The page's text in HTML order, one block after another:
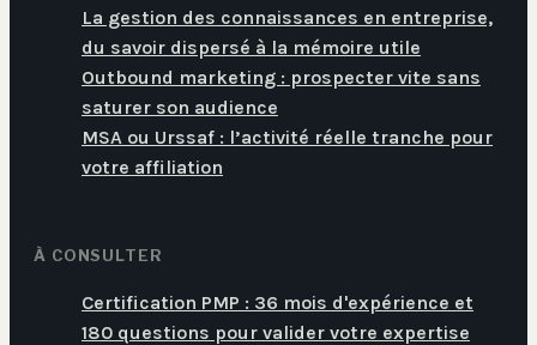
La gestion des connaissances en entreprise,
du savoir dispersé à la mémoire utile
Outbound marketing : prospecter vite sans
saturer son audience
MSA ou Urssaf : l’activité réelle tranche pour
votre affiliation
À CONSULTER
Certification PMP : 36 mois d'expérience et
180 questions pour valider votre expertise